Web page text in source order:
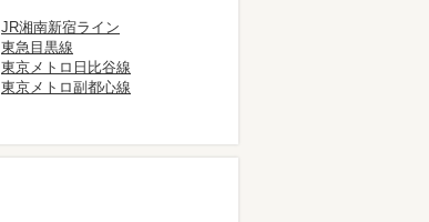
JR湘南新宿ライン
東急目黒線
東京メトロ日比谷線
東京メトロ副都心線